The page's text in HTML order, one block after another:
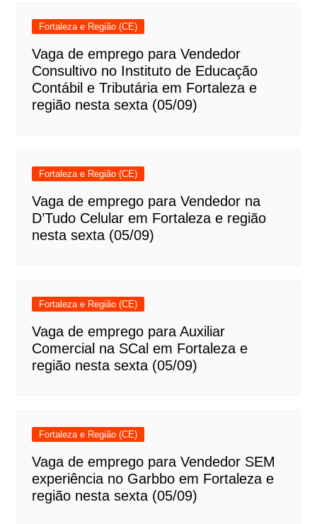
Fortaleza e Região (CE)
Vaga de emprego para Vendedor
Consultivo no Instituto de Educação
Contábil e Tributária em Fortaleza e
região nesta sexta (05/09)
Fortaleza e Região (CE)
Vaga de emprego para Vendedor na
D’Tudo Celular em Fortaleza e região
nesta sexta (05/09)
Fortaleza e Região (CE)
Vaga de emprego para Auxiliar
Comercial na SCal em Fortaleza e
região nesta sexta (05/09)
Fortaleza e Região (CE)
Vaga de emprego para Vendedor SEM
experiência no Garbbo em Fortaleza e
região nesta sexta (05/09)